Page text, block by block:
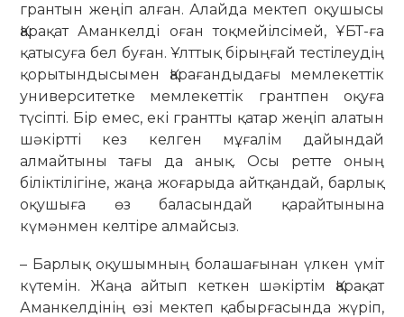
грантын жеңіп алған. Алайда мектеп оқушысы
Қарақат Аманкелді оған тоқмейілсімей, ҰБТ-ға
қатысуға бел буған. Ұлттық бірыңғай тестілеудің
қорытындысымен Қарағандыдағы мемлекеттік
университетке мемлекеттік грантпен оқуға
түсіпті. Бір емес, екі грантты қатар жеңіп алатын
шәкіртті кез келген мұғалім дайындай
алмайтыны тағы да анық. Осы ретте оның
біліктілігіне, жаңа жоғарыда айтқандай, барлық
оқушыға өз баласындай қарайтынына
күмәнмен келтіре алмайсыз.
– Барлық оқушымның болашағынан үлкен үміт
күтемін. Жаңа айтып кеткен шәкіртім Қарақат
Аманкелдінің өзі мектеп қабырғасында жүріп,